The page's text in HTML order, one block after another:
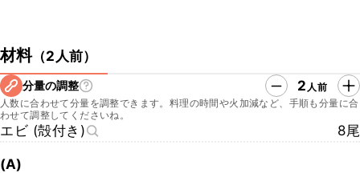
材料（2人前）
分量の調整 2 人前
人数に合わせて分量を調整できます。料理の時間や火加減など、手順も分量に合
わせて調整してくださいね。
エビ (殻付き) 8尾
(A)